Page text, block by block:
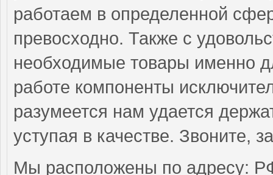
работаем в определенной
превосходно. Также с
необходимые товары именно
работе компоненты
разумеется нам удается
уступая в качестве. Звоните,
Мы расположены по адресу: